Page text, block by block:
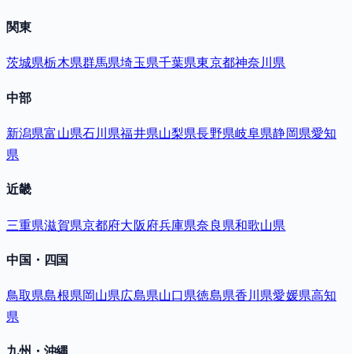
関東
茨城県栃木県群馬県埼玉県千葉県東京都神奈川県
中部
新潟県富山県石川県福井県山梨県長野県岐阜県静岡県愛知
県
近畿
三重県滋賀県京都府大阪府兵庫県奈良県和歌山県
中国・四国
鳥取県島根県岡山県広島県山口県徳島県香川県愛媛県高知
県